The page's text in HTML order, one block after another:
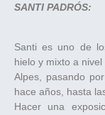
SANTI PADRÓS:
Santi es uno de
hielo y mixto a
Alpes, pasando
hace años, hasta
Hacer una